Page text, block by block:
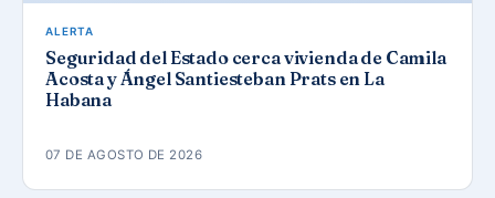
ALERTA
Seguridad del Estado cerca vivienda de Camila
Acosta y Ángel Santiesteban Prats en La
Habana
07 DE AGOSTO DE 2026